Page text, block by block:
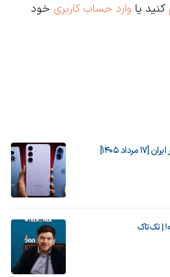
کنید یا وارد حساب کاربری خود
1405]
| تک‌تاک